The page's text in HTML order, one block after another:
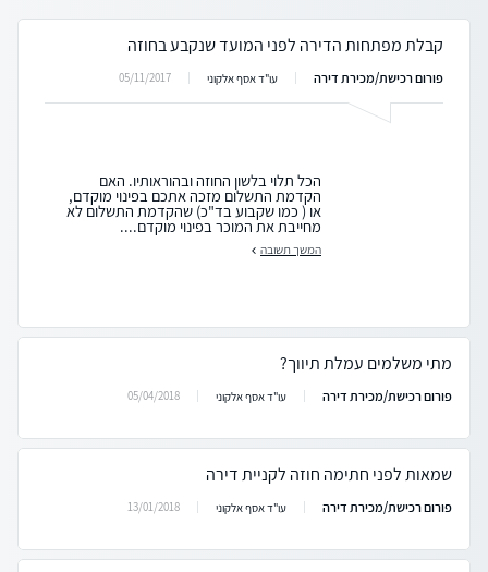
קבלת מפתחות הדירה לפני המועד שנקבע בחוזה
פורום רכישת/מכירת דירה עו"ד אסף אלקוני 05/11/2017
הכל תלוי בלשון החוזה ובהוראותיו. האם
הקדמת התשלום מזכה אתכם בפינוי מוקדם,
או ( כמו שקבוע בד"כ) שהקדמת התשלום לא
מחייבת את המוכר בפינוי מוקדם....
המשך תשובה
מתי משלמים עמלת תיווך?
פורום רכישת/מכירת דירה עו"ד אסף אלקוני 05/04/2018
שמאות לפני חתימה חוזה לקניית דירה
פורום רכישת/מכירת דירה עו"ד אסף אלקוני 13/01/2018